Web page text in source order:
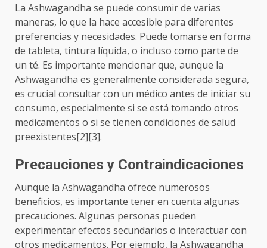
La Ashwagandha se puede consumir de varias
maneras, lo que la hace accesible para diferentes
preferencias y necesidades. Puede tomarse en forma
de tableta, tintura líquida, o incluso como parte de
un té. Es importante mencionar que, aunque la
Ashwagandha es generalmente considerada segura,
es crucial consultar con un médico antes de iniciar su
consumo, especialmente si se está tomando otros
medicamentos o si se tienen condiciones de salud
preexistentes[2][3].
Precauciones y Contraindicaciones
Aunque la Ashwagandha ofrece numerosos
beneficios, es importante tener en cuenta algunas
precauciones. Algunas personas pueden
experimentar efectos secundarios o interactuar con
otros medicamentos. Por ejemplo, la Ashwagandha